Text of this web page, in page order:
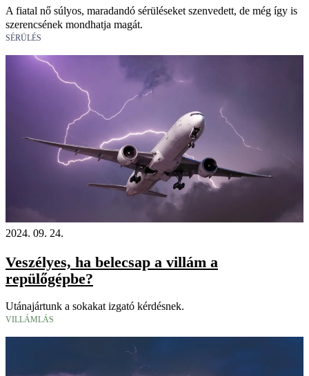
A fiatal nő súlyos, maradandó sérüléseket szenvedett, de még így is
szerencsének mondhatja magát.
SÉRÜLÉS
2024. 09. 24.
Veszélyes, ha belecsap a villám a
repülőgépbe?
Utánajártunk a sokakat izgató kérdésnek.
VILLÁMLÁS